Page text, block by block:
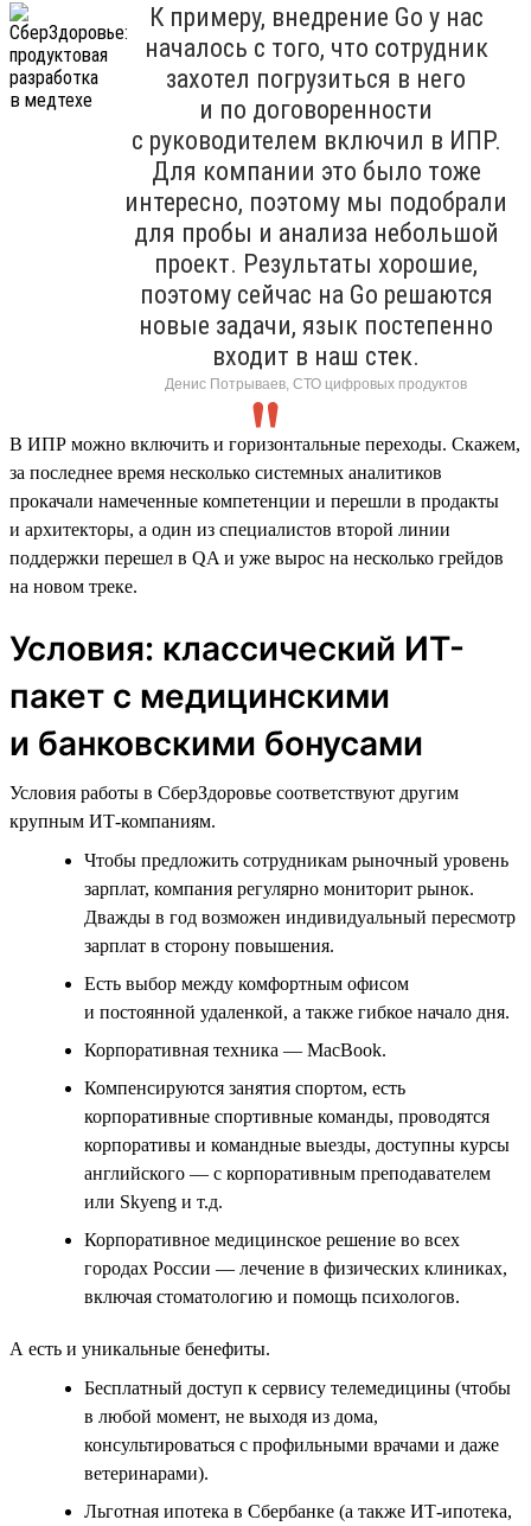
К примеру, внедрение Go у нас
началось с того, что сотрудник
захотел погрузиться в него
и по договоренности
с руководителем включил в ИПР.
Для компании это было тоже
интересно, поэтому мы подобрали
для пробы и анализа небольшой
проект. Результаты хорошие,
поэтому сейчас на Go решаются
новые задачи, язык постепенно
входит в наш стек.
Денис Потрываев, СТО цифровых продуктов
В ИПР можно включить и горизонтальные переходы. Скажем,
за последнее время несколько системных аналитиков
прокачали намеченные компетенции и перешли в продакты
и архитекторы, а один из специалистов второй линии
поддержки перешел в QA и уже вырос на несколько грейдов
на новом треке.
Условия: классический ИТ-
пакет с медицинскими
и банковскими бонусами
Условия работы в СберЗдоровье соответствуют другим
крупным ИТ-компаниям.
Чтобы предложить сотрудникам рыночный уровень
зарплат, компания регулярно мониторит рынок.
Дважды в год возможен индивидуальный пересмотр
зарплат в сторону повышения.
Есть выбор между комфортным офисом
и постоянной удаленкой, а также гибкое начало дня.
Корпоративная техника — MacBook.
Компенсируются занятия спортом, есть
корпоративные спортивные команды, проводятся
корпоративы и командные выезды, доступны курсы
английского — с корпоративным преподавателем
или Skyeng и т.д.
Корпоративное медицинское решение во всех
городах России — лечение в физических клиниках,
включая стоматологию и помощь психологов.
А есть и уникальные бенефиты.
Бесплатный доступ к сервису телемедицины (чтобы
в любой момент, не выходя из дома,
консультироваться с профильными врачами и даже
ветеринарами).
Льготная ипотека в Сбербанке (а также ИТ-ипотека,